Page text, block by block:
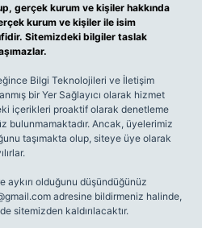
gerçek kurum ve kişiler hakkında
kurum ve kişiler ile isim
Sitemizdeki bilgiler taslak
Bilgi Teknolojileri ve İletişim
bir Yer Sağlayıcı olarak hizmet
içerikleri proaktif olarak denetleme
bulunmamaktadır. Ancak, üyelerimiz
taşımakta olup, siteye üye olarak
olduğunu düşündüğünüz
adresine bildirmeniz halinde,
sitemizden kaldırılacaktır.